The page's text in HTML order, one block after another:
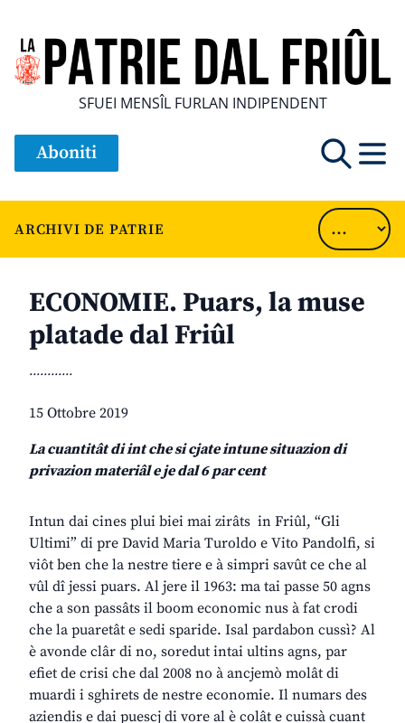
SFUEI MENSÎL FURLAN INDIPENDENT
Aboniti
ARCHIVI DE PATRIE
ECONOMIE. Puars, la muse
platade dal Friûl
............
15 Ottobre 2019
La cuantitât di int che si cjate intune situazion di
privazion materiâl e je dal 6 par cent
Intun dai cines plui biei mai zirâts in Friûl, “Gli
Ultimi” di pre David Maria Turoldo e Vito Pandolfi, si
viôt ben che la nestre tiere e à simpri savût ce che al
vûl dî jessi puars. Al jere il 1963: ma tai passe 50 agns
che a son passâts il boom economic nus à fat crodi
che la puaretât e sedi sparide. Isal pardabon cussì? Al
è avonde clâr di no, soredut intai ultins agns, par
efiet de crisi che dal 2008 no à ancjemò molât di
muardi i sghirets de nestre economie. Il numars des
aziendis e dai puescj di vore al è colât e cuissà cuant